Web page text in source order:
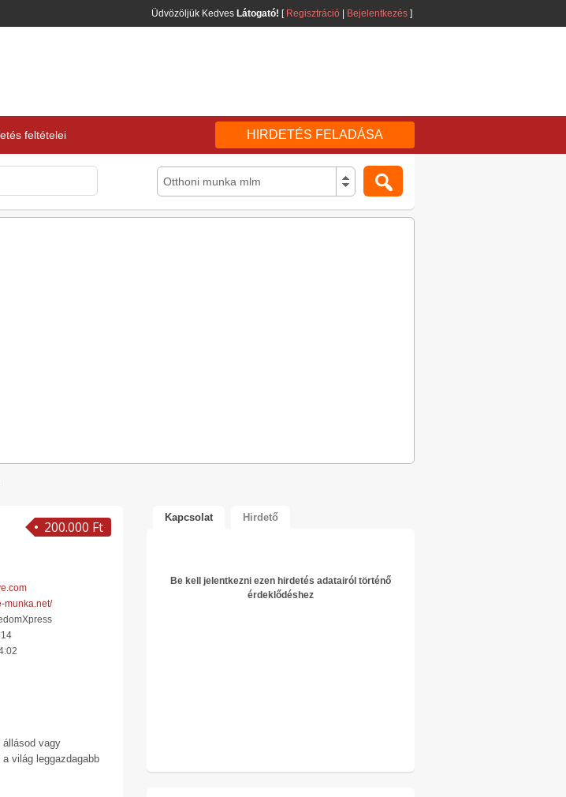
Üdvözöljük Kedves Látogató! [ Regisztráció Bejelentkezés ]
feltételei HIRDETÉS FELADÁSA
Otthoni munka mlm
200.000 Ft
munka.net/
állásod vagy
világ leggazdagabb
Kapcsolat Hirdető
Be kell jelentkezni ezen hirdetés adatairól történő
érdeklődéshez